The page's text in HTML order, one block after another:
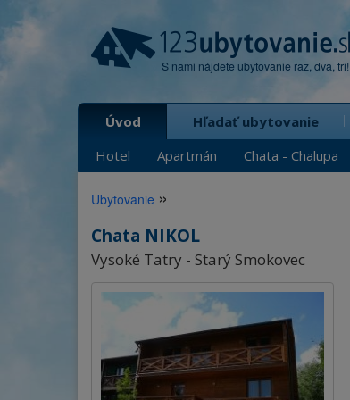
S nami nájdete ubytovanie raz, dva, tri!
Úvod
Hotel
Apartmán Chata - Chalupa
Hľadať ubytovanie
Ubytovanie »
Chata NIKOL
Vysoké Tatry - Starý Smokovec